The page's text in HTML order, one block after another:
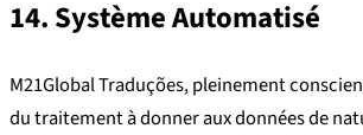
14. Système Automatisé
M21Global Traduções, pleinement
du traitement à donner aux données de